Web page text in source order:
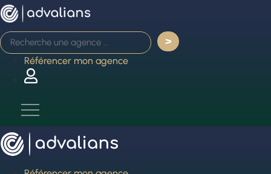
Aller
au
contenu
Référencer mon agence